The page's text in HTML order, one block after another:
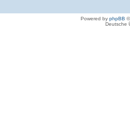
Powered by phpBB
Deutsche